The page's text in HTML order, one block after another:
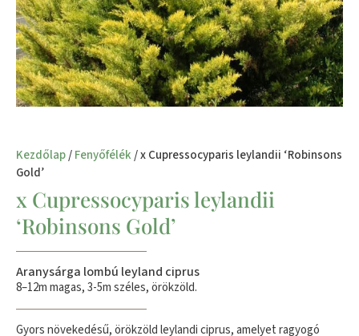
Kezdőlap/Fenyőfélék/ x Cupressocyparis leylandii ‘Robinsons
Gold’
x Cupressocyparis leylandii
‘Robinsons Gold’
Aranysárga lombú leyland ciprus
8–12m magas, 3-5m széles, örökzöld.
Gyors növekedésű, örökzöld leylandi ciprus, amelyet ragyogó